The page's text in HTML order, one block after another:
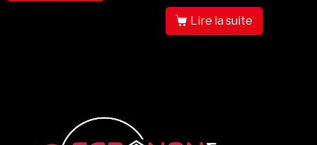
Lire la suite